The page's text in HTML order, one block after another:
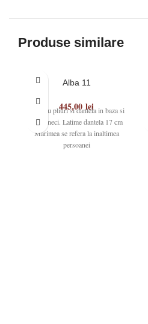
Produse similare
Alba 11
445,00 lei
Alba cu pliuri si dantela in baza si
pe maneci. Latime dantela 17 cm
Marimea se refera la inaltimea
persoanei